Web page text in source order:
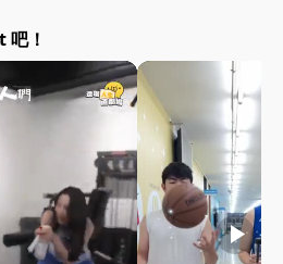
吧！
play_arrow play_arrow